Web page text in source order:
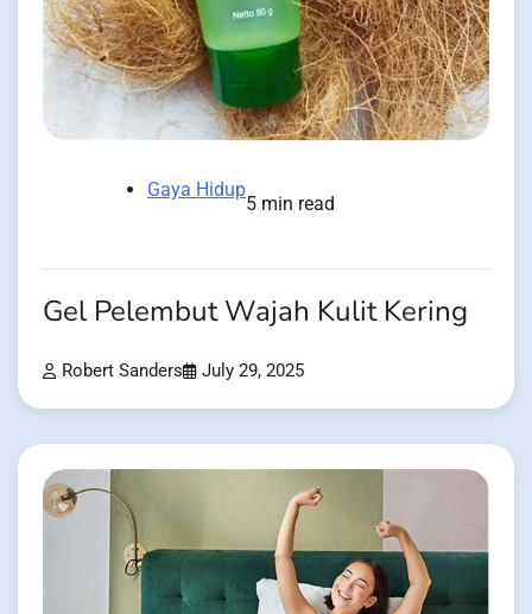
Gaya Hidup
5 min read
Gel Pelembut Wajah Kulit Kering
Robert Sanders July 29, 2025